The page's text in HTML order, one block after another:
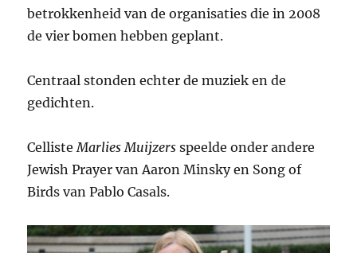
betrokkenheid van de organisaties die in 2008
de vier bomen hebben geplant.
Centraal stonden echter de muziek en de
gedichten.
Celliste Marlies Muijzers speelde onder andere
Jewish Prayer van Aaron Minsky en Song of
Birds van Pablo Casals.